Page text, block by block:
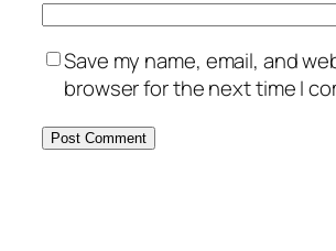
Save my name, email, and
browser for the next time I